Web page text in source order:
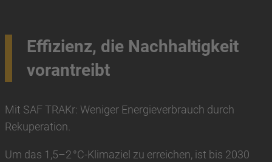
Effizienz, die Nachhaltigkeit
vorantreibt
Mit SAF TRAKr: Weniger Energieverbrauch durch
Rekuperation.
Um das 1,5–2 °C‑Klimaziel zu erreichen, ist bis 2030